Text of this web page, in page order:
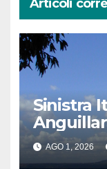
Articoli
Sinistra
scelte
AGO 1, 2026